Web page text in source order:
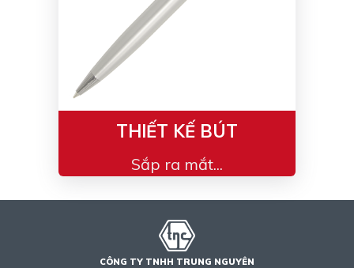
THIẾT KẾ BÚT
Sắp ra mắt...
CÔNG TY TNHH TRUNG NGUYÊN